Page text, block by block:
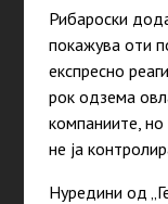
Рибароски
покажува оти
експресно
рок одзема
компаниите, но
не ја
Нуредини од